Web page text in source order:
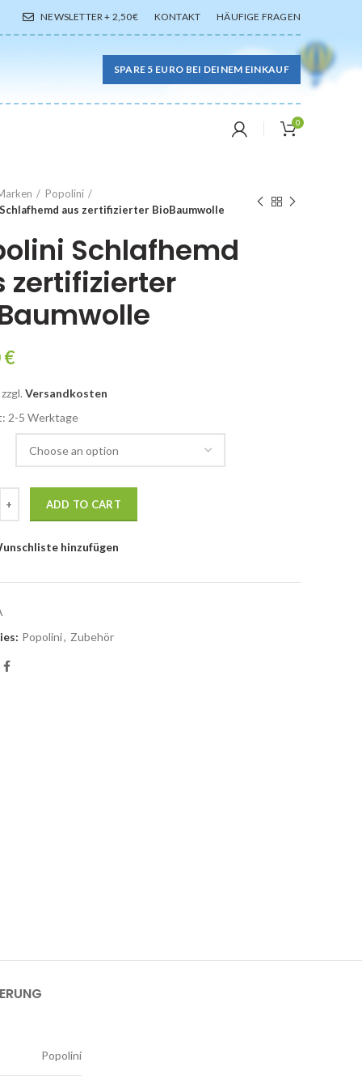
NEWSLETTER + 2,50€ KONTAKT HÄUFIGE FRAGEN
SPARE 5 EURO BEI DEINEM EINKAUF
0
Popolini
aus zertifizierter BioBaumwolle
Schlafhemd
zertifizierter
€
zzgl. Versandkosten
2-5 Werktage
ADD TO CART
hinzufügen
Popolini, Zubehör
Popolini